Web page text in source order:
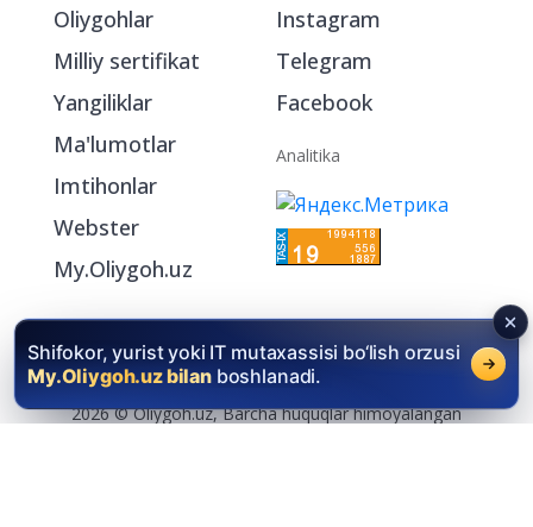
Oliygohlar
Milliy sertifikat
Yangiliklar
Ma'lumotlar
Imtihonlar
Webster
My.Oliygoh.uz
Instagram
Telegram
Facebook
Analitika
2026 © Oliygoh.uz, Barcha huquqlar himoyalangan
Shifokor, yurist yoki IT mutaxassisi bo‘lish orzusi
My.Oliygoh.uz bilanboshlanadi.